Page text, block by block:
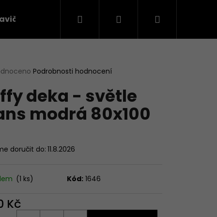
Látky na oblečení Přihlášení
Podrobnosti hodnocení
deka - světle
modrá 80x100
doručit do: 11.8.2026
(1 ks) Kód: 1646
Kč